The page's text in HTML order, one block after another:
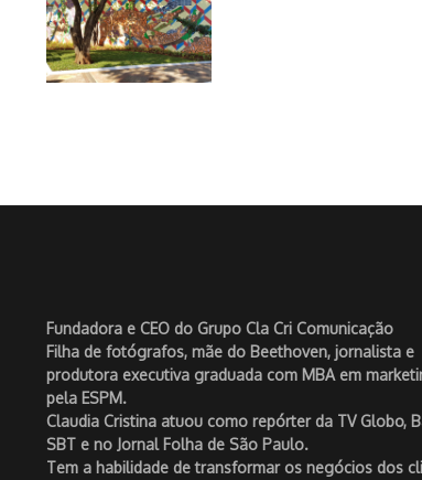
Fundadora e CEO do Grupo Cla Cri Comunicação
Filha de fotógrafos, mãe do Beethoven, jornalista e
produtora executiva graduada com MBA em
pela ESPM.
Claudia Cristina atuou como repórter da TV Globo,
SBT e no Jornal Folha de São Paulo.
Tem a habilidade de transformar os negócios dos